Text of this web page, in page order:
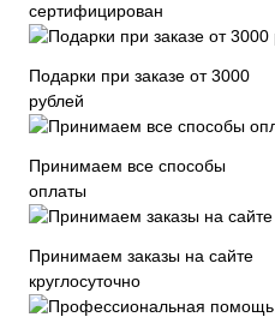
сертифицирован
Подарки при заказе от 3000
рублей
Принимаем все способы
оплаты
Принимаем заказы на сайте
круглосуточно